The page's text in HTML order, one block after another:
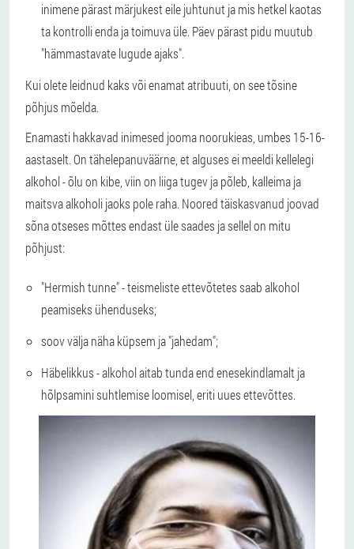
inimene pärast märjukest eile juhtunut ja mis hetkel kaotas
ta kontrolli enda ja toimuva üle. Päev pärast pidu muutub
"hämmastavate lugude ajaks".
Kui olete leidnud kaks või enamat atribuuti, on see tõsine
põhjus mõelda.
Enamasti hakkavad inimesed jooma noorukieas, umbes 15-16-
aastaselt. On tähelepanuväärne, et alguses ei meeldi kellelegi
alkohol - õlu on kibe, viin on liiga tugev ja põleb, kalleima ja
maitsva alkoholi jaoks pole raha.Noored täiskasvanud joovad
sõna otseses mõttes endast üle saades ja sellel on mitu
põhjust:
"Hermish tunne" - teismeliste ettevõtetes saab alkohol
peamiseks ühenduseks;
soov välja näha küpsem ja "jahedam";
Häbelikkus - alkohol aitab tunda end enesekindlamalt ja
hõlpsamini suhtlemise loomisel, eriti uues ettevõttes.